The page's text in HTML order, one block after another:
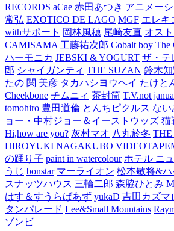
RECORDS aCae 赤田あつき アニメー
常弘 EXOTICO DE LAGO MGF エレキ
withサポート 岡林風穂 尾崎友直 オス
CAMISAMA 工藤祐次郎 Cobalt boy The
ハーモニカ JEBSKI & YOGURT ザ・テ
郎 シャイガンティ THE SUZAN 鈴木
たの 関 美彦 タカハシヨウヘイ たけと
Cheekbone チムニィ 茶封筒 T.V.not
tomohiro 豊田道倫 とんちピクルス ない
ョー・中村ジョー＆イーストウッズ 猫
Hi,how are you? 灰村マオ 八丸於冬 THE
HIROYUKI NAGAKUBO
の踊り子 paint in watercolour ホテル ニ
うじ bonstar マーライオン 松本敏将&
スナッツハウス 三輪二郎 森脇ひとみ
はす＆すうらばあず yukaD 吉田カズマ
タンパレード Lee&Small Mountains
ゾンビ